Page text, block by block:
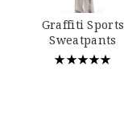
Graffiti Sports
Sweatpants
★★★★★